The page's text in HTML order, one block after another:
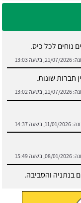
נוחים לכל כיס.
21/07/2026, בשעה 13:03
חברות שונות.
21/07/2026, בשעה 13:02
11/01/2026, בשעה 14:37
08/01/2026, בשעה 15:49
בנתניה והסביבה.